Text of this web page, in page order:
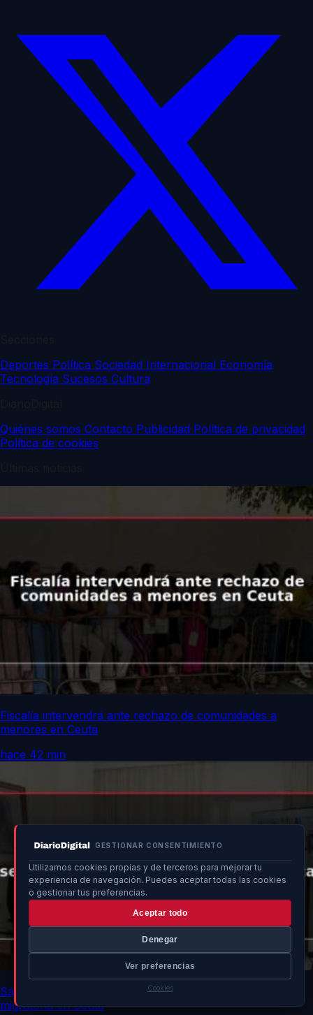
GESTIONAR CONSENTIMIENTO
Utilizamos cookies propias y de terceros para mejorar tu
experiencia de navegación. Puedes aceptar todas las cookies
o gestionar tus preferencias.
Aceptar todo
Denegar
Ver preferencias
Cookies
Deportes Política Sociedad Internacional Economía
Tecnología Sucesos Cultura
Quiénes somos Contacto Publicidad Política de privacidad
Política de cookies
Fiscalía intervendrá ante rechazo de comunidades a
menores en Ceuta
hace 42 min
Sánchez discute estrategias para seguridad y ayuda
migratoria en Ceuta